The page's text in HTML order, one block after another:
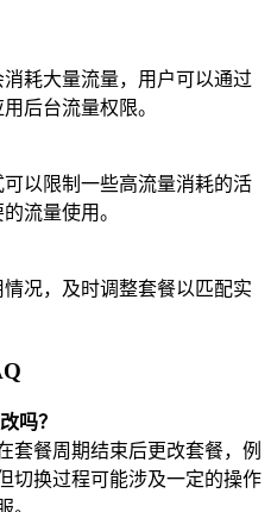
耗大量流量，用户可以通过
后台流量权限。
以限制一些高流量消耗的活
流量使用。
况，及时调整套餐以匹配实
吗？
套餐周期结束后更改套餐，例
切换过程可能涉及一定的操作